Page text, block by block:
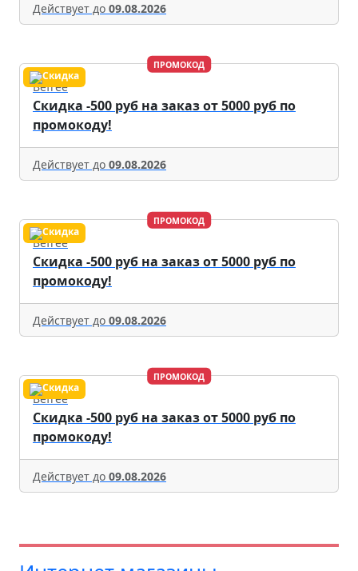
Действует до 09.08.2026
ПРОМОКОД
Befree
Скидка -500 руб на заказ от 5000 руб по
промокоду!
Действует до 09.08.2026
ПРОМОКОД
Befree
Скидка -500 руб на заказ от 5000 руб по
промокоду!
Действует до 09.08.2026
ПРОМОКОД
Befree
Скидка -500 руб на заказ от 5000 руб по
промокоду!
Действует до 09.08.2026